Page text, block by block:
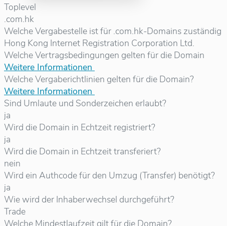
Toplevel
.com.hk
Welche Vergabestelle ist für .com.hk-Domains zuständig
Hong Kong Internet Registration Corporation Ltd.
Welche Vertragsbedingungen gelten für die Domain
Weitere Informationen
Welche Vergaberichtlinien gelten für die Domain?
Weitere Informationen
Sind Umlaute und Sonderzeichen erlaubt?
ja
Wird die Domain in Echtzeit registriert?
ja
Wird die Domain in Echtzeit transferiert?
nein
Wird ein Authcode für den Umzug (Transfer) benötigt?
ja
Wie wird der Inhaberwechsel durchgeführt?
Trade
Welche Mindestlaufzeit gilt für die Domain?